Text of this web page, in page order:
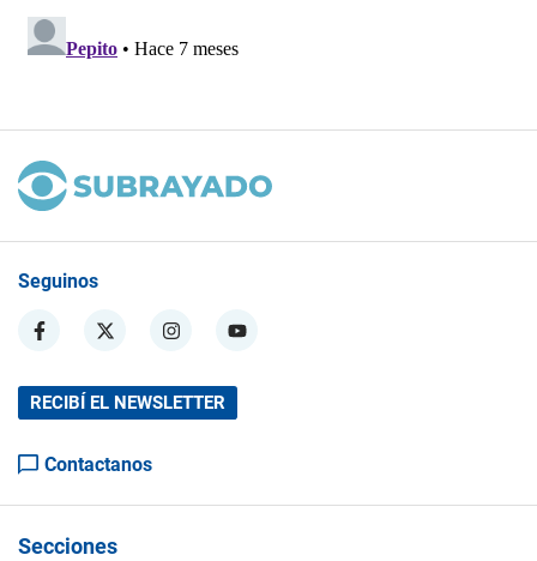
Seguinos
RECIBÍ EL NEWSLETTER
Contactanos
Secciones